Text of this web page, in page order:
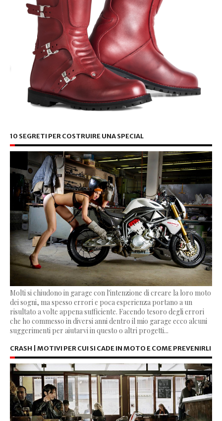
10 SEGRETI PER COSTRUIRE UNA SPECIAL
Molti si chiudono in garage con l'intenzione di creare la loro moto
dei sogni, ma spesso errori e poca esperienza portano a un
risultato a volte appena sufficiente. Facendo tesoro degli errori
che ho commesso in diversi anni dentro il mio garage ecco alcuni
suggerimenti per aiutarvi in questo o altri progetti...
CRASH | MOTIVI PER CUI SI CADE IN MOTO E COME PREVENIRLI